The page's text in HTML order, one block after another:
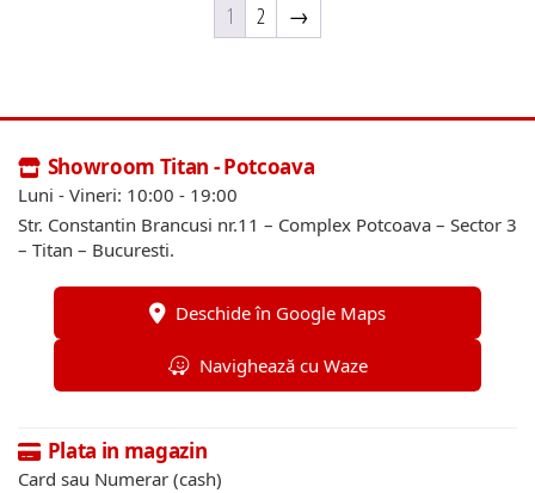
1 2 →
Showroom Titan - Potcoava
Luni - Vineri: 10:00 - 19:00
Str. Constantin Brancusi nr.11 – Complex Potcoava – Sector 3
– Titan – Bucuresti.
Deschide în Google Maps
Navighează cu Waze
Plata in magazin
Card sau Numerar (cash)